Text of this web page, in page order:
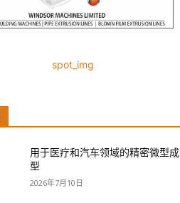
用于医疗和汽车领域的精密微型成
型
2026年7月10日